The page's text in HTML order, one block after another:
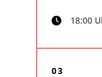
18:00
03